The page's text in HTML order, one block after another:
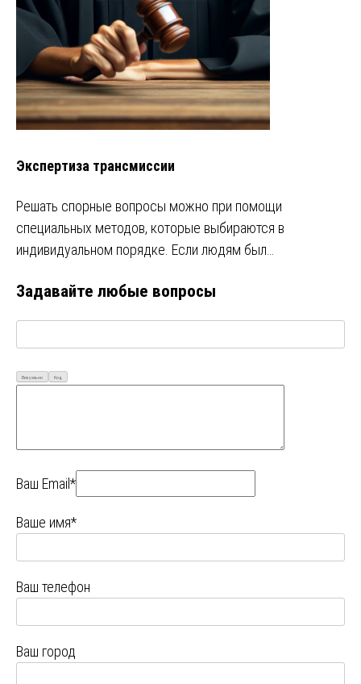
Экспертиза трансмиссии
Решать спорные вопросы можно при помощи
специальных методов, которые выбираются в
индивидуальном порядке. Если людям был…
Задавайте любые вопросы
Визуально Код
Ваш Email*
Ваше имя*
Ваш телефон
Ваш город